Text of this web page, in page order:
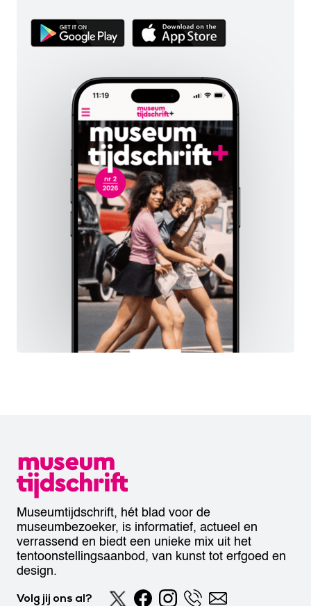
Museumtijdschrift, hét blad voor de
museumbezoeker, is informatief, actueel en
verrassend en biedt een unieke mix uit het
tentoonstellingsaanbod, van kunst tot erfgoed en
design.
Volg jij ons al?